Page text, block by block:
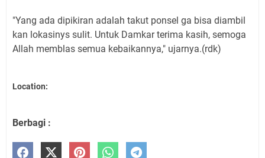
"Yang ada dipikiran adalah takut ponsel ga bisa diambil
kan lokasinys sulit. Untuk Damkar terima kasih, semoga
Allah memblas semua kebaikannya," ujarnya.(rdk)
Location:
Berbagi :